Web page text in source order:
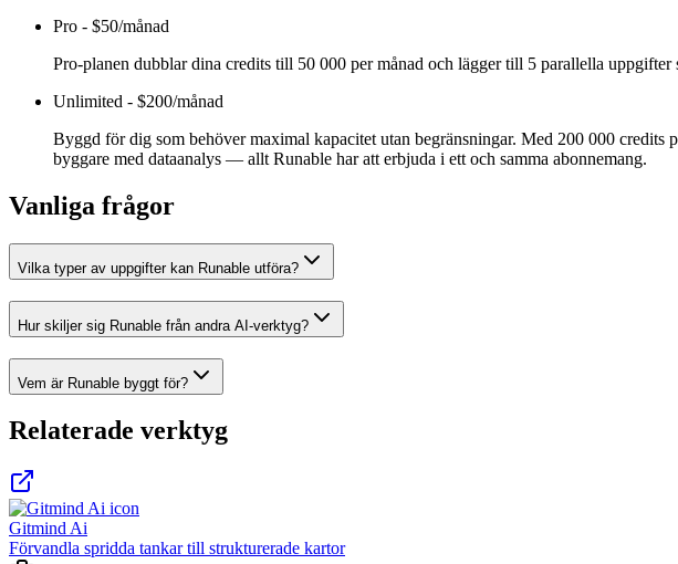
Pro - $50/månad
Pro-planen dubblar dina credits till 50 000 per månad och lägger till 5 parallella uppgifter
Unlimited - $200/månad
Byggd för dig som behöver maximal kapacitet utan begränsningar. Med 200 000
byggare med dataanalys — allt Runable har att erbjuda i ett och samma abonnemang.
Vanliga frågor
Vilka typer av uppgifter kan Runable utföra?
Hur skiljer sig Runable från andra AI-verktyg?
Vem är Runable byggt för?
Relaterade verktyg
Gitmind Ai
Förvandla spridda tankar till strukturerade kartor